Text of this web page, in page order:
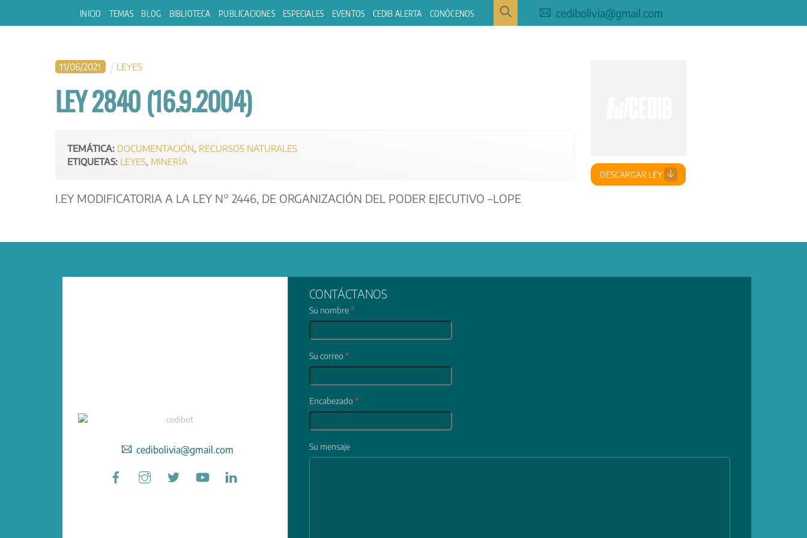
INICIO TEMAS BLOG BIBLIOTECA PUBLICACIONES ESPECIALES EVENTOS CEDIB ALERTA CONÓCENOS cedibolivia@gmail.com
11/06/2021 LEYES
LEY 2840 (16.9.2004)
TEMÁTICA: DOCUMENTACIÓN RECURSOS NATURALES
ETIQUETAS: LEYES, MINERÍA
I.EY MODIFICATORIA A LA LEY N° 2446, DE ORGANIZACIÓN DEL PODER EJECUTIVO –LOPE
DESCARGAR LEY
cedibolivia@gmail.com
Facebook
CONTÁCTANOS
Su nombre*
Su correo *
Encabezado *
Su mensaje